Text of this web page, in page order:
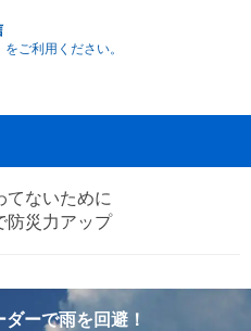
ご利用ください。
てないために
防災力アップ
ダーで雨を回避！